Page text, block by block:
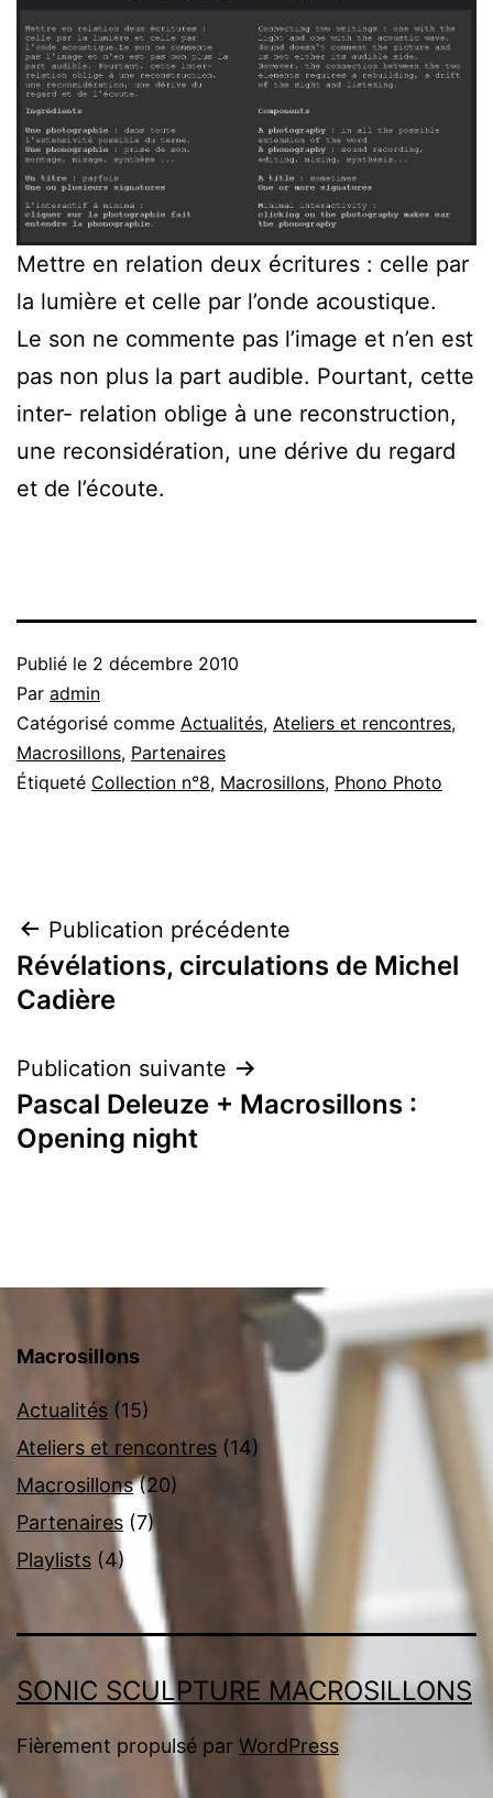
Mettre en relation deux écritures : celle par
la lumière et celle par l’onde acoustique.
Le son ne commente pas l’image et n’en est
pas non plus la part audible. Pourtant, cette
inter- relation oblige à une reconstruction,
une reconsidération, une dérive du regard
et de l’écoute.
Publié le 2 décembre 2010
Par admin
Catégorisé comme Actualités, Ateliers et rencontres,
Macrosillons, Partenaires
Étiqueté Collection n°8, Macrosillons, Phono Photo
Navigation
de
Publication précédente
Révélations, circulations de Michel
Cadière
Publication suivante
Pascal Deleuze + Macrosillons :
Opening night
Macrosillons
Actualités (15)
Ateliers et rencontres (14)
Macrosillons(20)
Partenaires (7)
Playlists (4)
SONIC SCULPTURE MACROSILLONS
Fièrement propulsé par WordPress